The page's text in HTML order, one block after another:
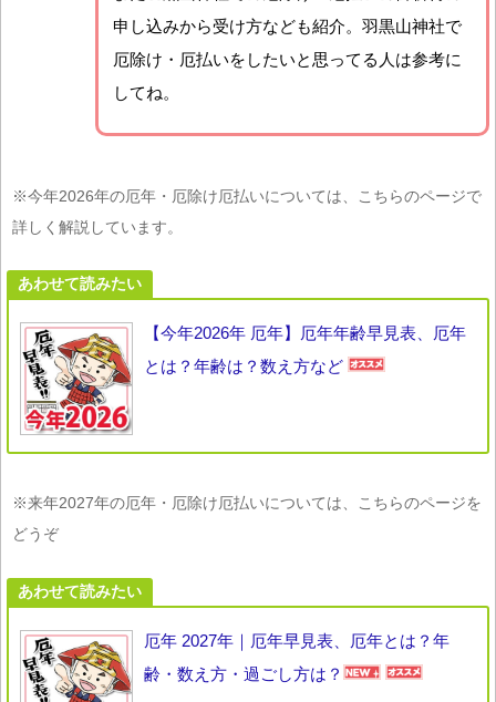
申し込みから受け方なども紹介。羽黒山神社で
厄除け・厄払いをしたいと思ってる人は参考に
してね。
※今年2026年の厄年・厄除け厄払いについては、こちらのページで
詳しく解説しています。
あわせて読みたい
【今年2026年 厄年】厄年年齢早見表、厄年
とは？年齢は？数え方など
※来年2027年の厄年・厄除け厄払いについては、こちらのページを
どうぞ
あわせて読みたい
厄年 2027年｜厄年早見表、厄年とは？年
齢・数え方・過ごし方は？